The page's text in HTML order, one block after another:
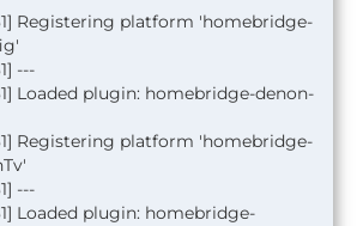
Registering platform 'homebridge-
---
Loaded plugin: homebridge-denon-
Registering platform 'homebridge-
---
Loaded plugin: homebridge-